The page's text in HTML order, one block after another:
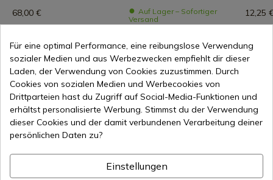
68,00 €
Auf Lager – Sofortiger
Versand
44,00 € 55,00 €
12,25
Beliebte Marken
Für eine optimal Performance, eine reibungslose Verwendung
sozialer Medien und aus Werbezwecken empfiehlt dir dieser
Laden, der Verwendung von Cookies zuzustimmen. Durch
Cookies von sozialen Medien und Werbecookies von
Drittparteien hast du Zugriff auf Social-Media-Funktionen und
erhältst personalisierte Werbung. Stimmst du der Verwendung
dieser Cookies und der damit verbundenen Verarbeitung deiner
persönlichen Daten zu?
Einstellungen